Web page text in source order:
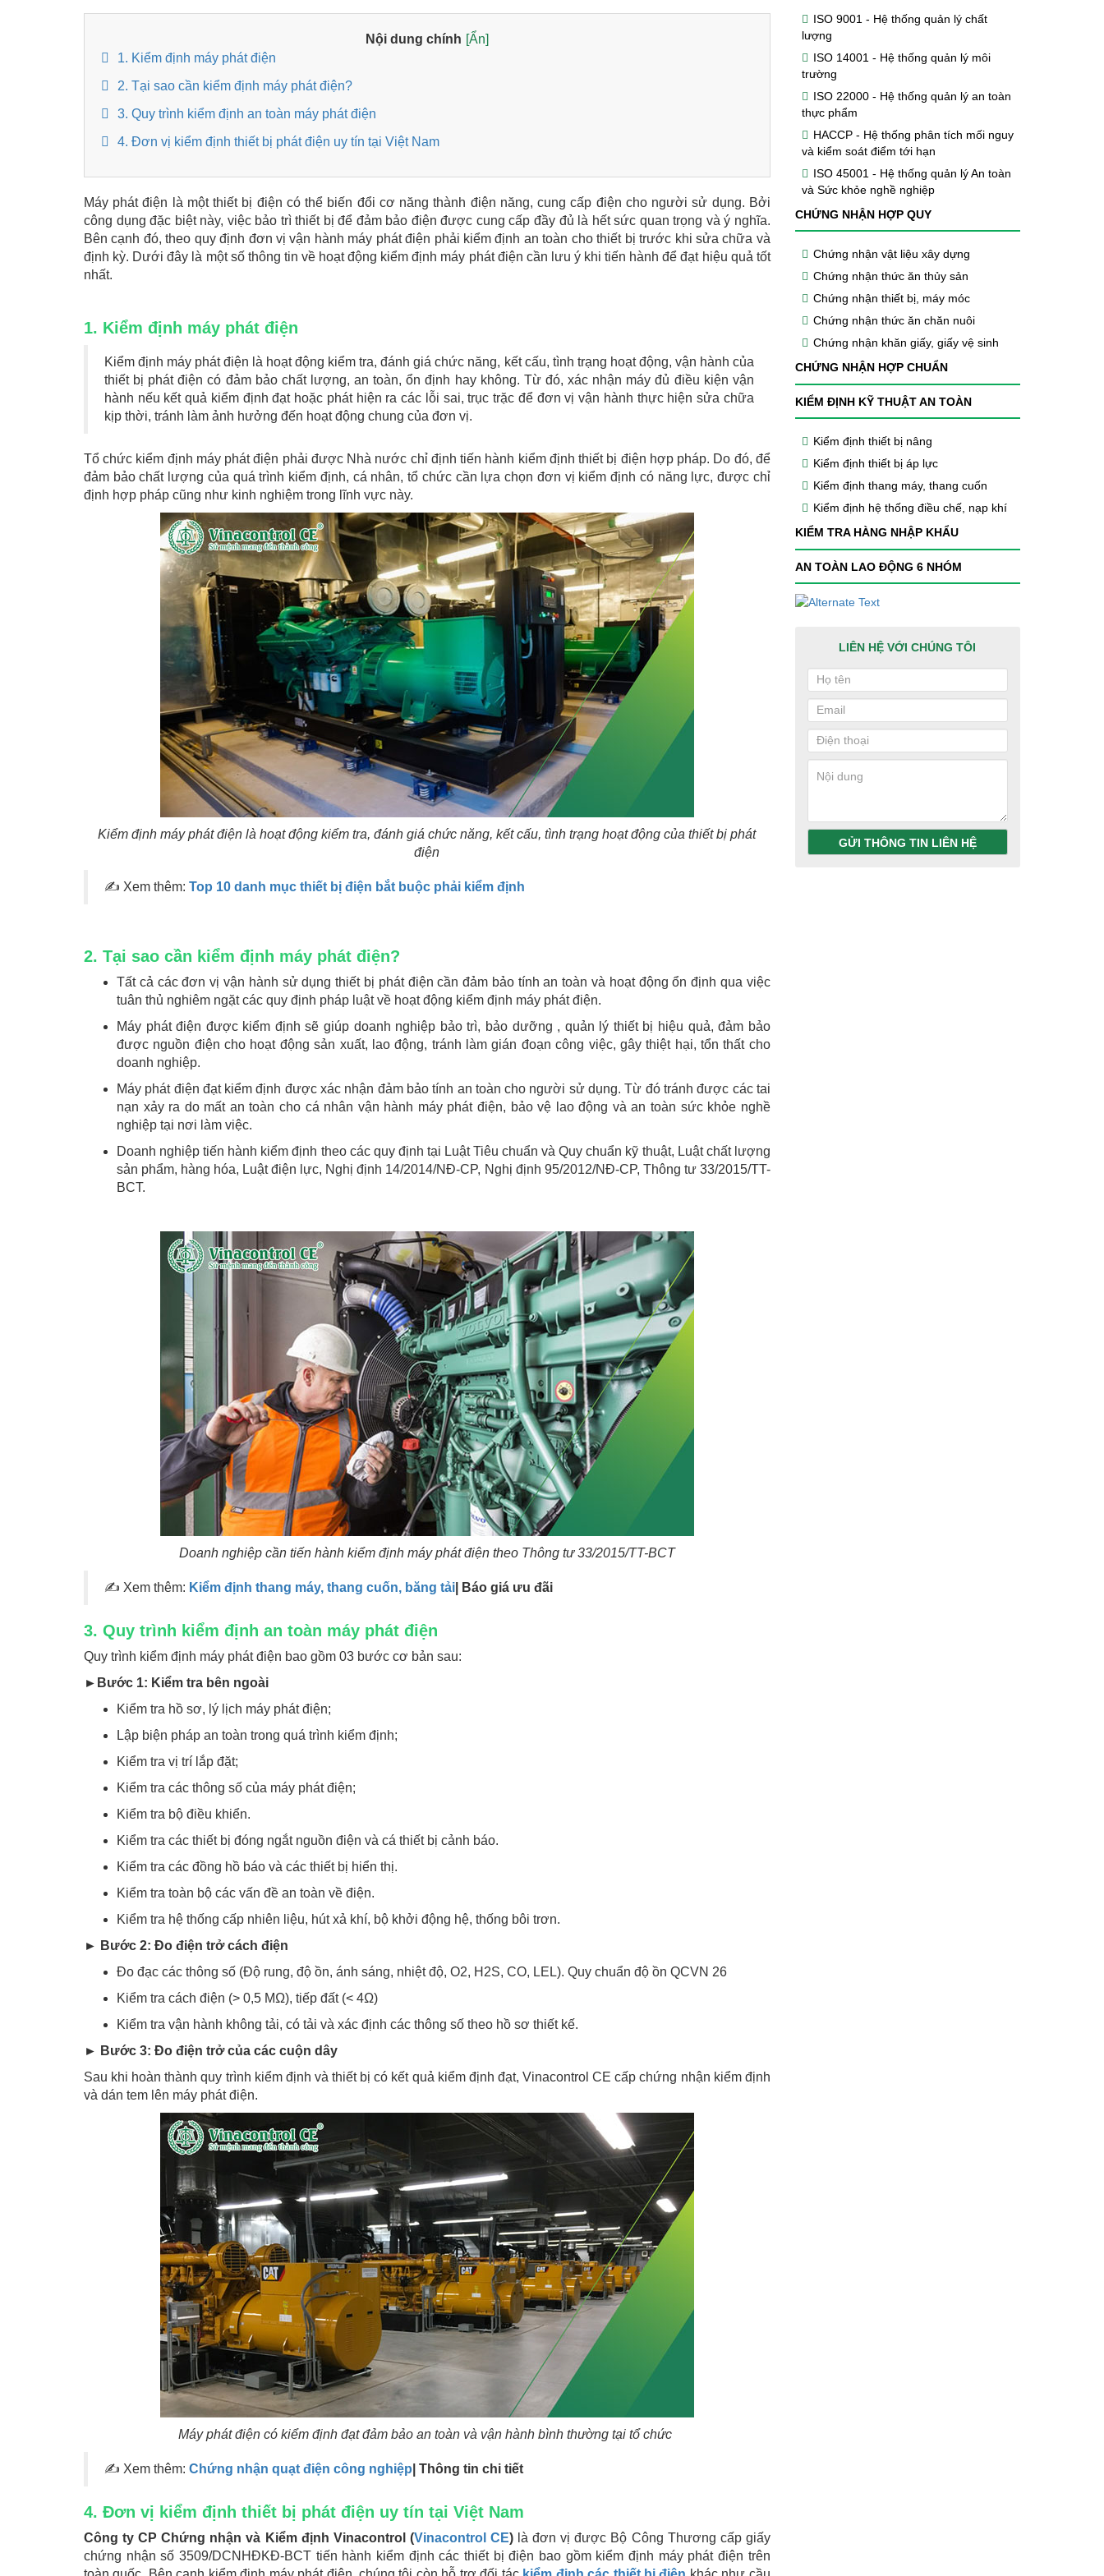
Nội dung chính [Ẩn]
1. Kiểm định máy phát điện
2. Tại sao cần kiểm định máy phát điện?
3. Quy trình kiểm định an toàn máy phát điện
4. Đơn vị kiểm định thiết bị phát điện uy tín tại Việt Nam
Máy phát điện là một thiết bị điện có thể biến đổi cơ năng thành điện năng, cung cấp điện cho người sử dụng. Bởi
công dụng đặc biệt này, việc bảo trì thiết bị để đảm bảo điện được cung cấp đầy đủ là hết sức quan trọng và ý nghĩa.
Bên cạnh đó, theo quy định đơn vị vận hành máy phát điện phải kiểm định an toàn cho thiết bị trước khi sửa chữa và
định kỳ. Dưới đây là một số thông tin về hoạt động kiểm định máy phát điện cần lưu ý khi tiến hành để đạt hiệu quả tốt
nhất.
1. Kiểm định máy phát điện
Kiểm định máy phát điện là hoạt động kiểm tra, đánh giá chức năng, kết cấu, tình trạng hoạt động, vận hành của
thiết bị phát điện có đảm bảo chất lượng, an toàn, ổn định hay không. Từ đó, xác nhận máy đủ điều kiện vận
hành nếu kết quả kiểm định đạt hoặc phát hiện ra các lỗi sai, trục trặc để đơn vị vận hành thực hiện sửa chữa
kịp thời, tránh làm ảnh hưởng đến hoạt động chung của đơn vị.
Tổ chức kiểm định máy phát điện phải được Nhà nước chỉ định tiến hành kiểm định thiết bị điện hợp pháp. Do đó, để
đảm bảo chất lượng của quá trình kiểm định, cá nhân, tổ chức cần lựa chọn đơn vị kiểm định có năng lực, được chỉ
định hợp pháp cũng như kinh nghiệm trong lĩnh vực này.
Kiểm định máy phát điện là hoạt động kiểm tra, đánh giá chức năng, kết cấu, tình trạng hoạt động của thiết bị phát
điện
✍ Xem thêm: Top 10 danh mục thiết bị điện bắt buộc phải kiểm định
2. Tại sao cần kiểm định máy phát điện?
Tất cả các đơn vị vận hành sử dụng thiết bị phát điện cần đảm bảo tính an toàn và hoạt động ổn định qua việc
tuân thủ nghiêm ngặt các quy định pháp luật về hoạt động kiểm định máy phát điện.
Máy phát điện được kiểm định sẽ giúp doanh nghiệp bảo trì, bảo dưỡng , quản lý thiết bị hiệu quả, đảm bảo
được nguồn điện cho hoạt động sản xuất, lao động, tránh làm gián đoạn công việc, gây thiệt hại, tổn thất cho
doanh nghiệp.
Máy phát điện đạt kiểm định được xác nhận đảm bảo tính an toàn cho người sử dụng. Từ đó tránh được các tai
nạn xảy ra do mất an toàn cho cá nhân vận hành máy phát điện, bảo vệ lao động và an toàn sức khỏe nghề
nghiệp tại nơi làm việc.
Doanh nghiệp tiến hành kiểm định theo các quy định tại Luật Tiêu chuẩn và Quy chuẩn kỹ thuật, Luật chất lượng
sản phẩm, hàng hóa, Luật điện lực, Nghị định 14/2014/NĐ-CP, Nghị định 95/2012/NĐ-CP, Thông tư 33/2015/TT-
BCT.
Doanh nghiệp cần tiến hành kiểm định máy phát điện theo Thông tư 33/2015/TT-BCT
✍ Xem thêm: Kiểm định thang máy, thang cuốn, băng tải | Báo giá ưu đãi
3. Quy trình kiểm định an toàn máy phát điện
Quy trình kiểm định máy phát điện bao gồm 03 bước cơ bản sau:
►Bước 1: Kiểm tra bên ngoài
Kiểm tra hồ sơ, lý lịch máy phát điện;
Lập biện pháp an toàn trong quá trình kiểm định;
Kiểm tra vị trí lắp đặt;
Kiểm tra các thông số của máy phát điện;
Kiểm tra bộ điều khiển.
Kiểm tra các thiết bị đóng ngắt nguồn điện và cá thiết bị cảnh báo.
Kiểm tra các đồng hồ báo và các thiết bị hiển thị.
Kiểm tra toàn bộ các vấn đề an toàn về điện.
Kiểm tra hệ thống cấp nhiên liệu, hút xả khí, bộ khởi động hệ, thống bôi trơn.
► Bước 2: Đo điện trở cách điện
Đo đạc các thông số (Độ rung, độ ồn, ánh sáng, nhiệt độ, O2, H2S, CO, LEL). Quy chuẩn độ ồn QCVN 26
Kiểm tra cách điện (> 0,5 MΩ), tiếp đất (< 4Ω)
Kiểm tra vận hành không tải, có tải và xác định các thông số theo hồ sơ thiết kế.
► Bước 3: Đo điện trở của các cuộn dây
Sau khi hoàn thành quy trình kiểm định và thiết bị có kết quả kiểm định đạt, Vinacontrol CE cấp chứng nhận kiểm định
và dán tem lên máy phát điện.
Máy phát điện có kiểm định đạt đảm bảo an toàn và vận hành bình thường tại tổ chức
✍ Xem thêm: Chứng nhận quạt điện công nghiệp | Thông tin chi tiết
4. Đơn vị kiểm định thiết bị phát điện uy tín tại Việt Nam
Công ty CP Chứng nhận và Kiểm định Vinacontrol (Vinacontrol CE)là đơn vị được Bộ Công Thương cấp giấy
chứng nhận số 3509/DCNHĐKĐ-BCT tiến hành kiểm định các thiết bị điện bao gồm kiểm định máy phát điện trên
ISO 9001 - Hệ thống quản lý chất
lượng
ISO 14001 - Hệ thống quản lý môi
trường
ISO 22000 - Hệ thống quản lý an toàn
thực phẩm
HACCP - Hệ thống phân tích mối nguy
và kiểm soát điểm tới hạn
ISO 45001 - Hệ thống quản lý An toàn
và Sức khỏe nghề nghiệp
CHỨNG NHẬN HỢP QUY
Chứng nhận vật liệu xây dựng
Chứng nhận thức ăn thủy sản
Chứng nhận thiết bị, máy móc
Chứng nhận thức ăn chăn nuôi
Chứng nhận khăn giấy, giấy vệ sinh
CHỨNG NHẬN HỢP CHUẨN
KIỂM ĐỊNH KỸ THUẬT AN TOÀN
Kiểm định thiết bị nâng
Kiểm định thiết bị áp lực
Kiểm định thang máy, thang cuốn
Kiểm định hệ thống điều chế, nạp khí
KIỂM TRA HÀNG NHẬP KHẨU
AN TOÀN LAO ĐỘNG 6 NHÓM
LIÊN HỆ VỚI CHÚNG TÔI
GỬI THÔNG TIN LIÊN HỆ